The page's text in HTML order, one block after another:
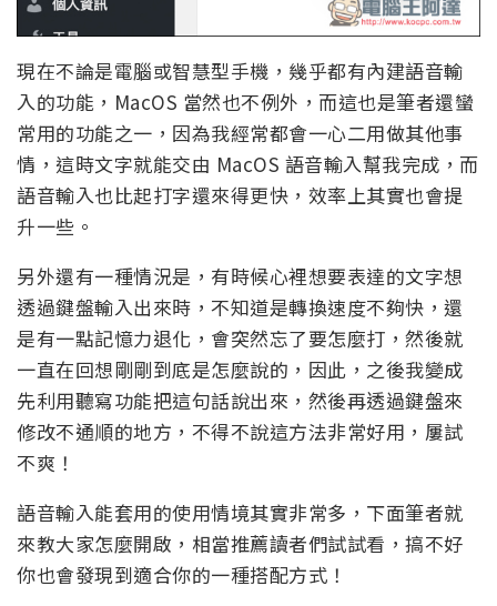
現在不論是電腦或智慧型手機，幾乎都有內建語音輸
入的功能，MacOS 當然也不例外，而這也是筆者還蠻
常用的功能之一，因為我經常都會一心二用做其他事
情，這時文字就能交由 MacOS 語音輸入幫我完成，而
語音輸入也比起打字還來得更快，效率上其實也會提
升一些。
另外還有一種情況是，有時候心裡想要表達的文字想
透過鍵盤輸入出來時，不知道是轉換速度不夠快，還
是有一點記憶力退化，會突然忘了要怎麼打，然後就
一直在回想剛剛到底是怎麼說的，因此，之後我變成
先利用聽寫功能把這句話說出來，然後再透過鍵盤來
修改不通順的地方，不得不說這方法非常好用，屢試
不爽！
語音輸入能套用的使用情境其實非常多，下面筆者就
來教大家怎麼開啟，相當推薦讀者們試試看，搞不好
你也會發現到適合你的一種搭配方式！